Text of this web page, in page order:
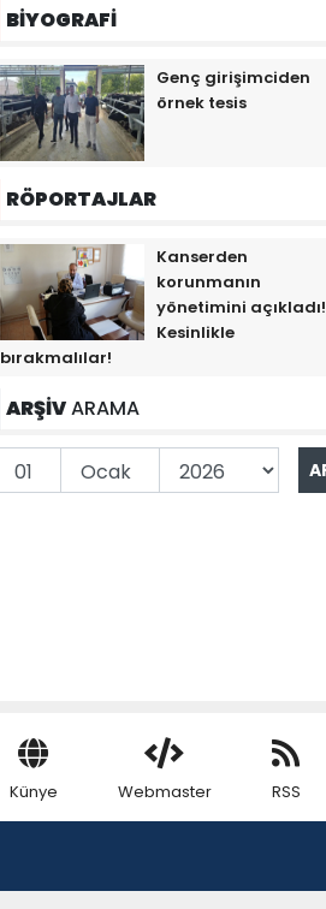
BİYOGRAFİ
Genç girişimciden
örnek tesis
RÖPORTAJLAR
Kanserden
korunmanın
yönetimini açıkladı!
Kesinlikle
bırakmalılar!
ARŞİVARAMA
Künye Webmaster RSS